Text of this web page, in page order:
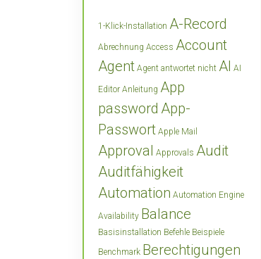
1-Klick-Installation A-Record
Abrechnung Access Account
Agent Agent antwortet nicht AI AI
Editor Anleitung App
password App-
Passwort Apple Mail
Approval Approvals Audit
Auditfähigkeit
Automation Automation Engine
Availability Balance
Basisinstallation Befehle Beispiele
Benchmark Berechtigungen